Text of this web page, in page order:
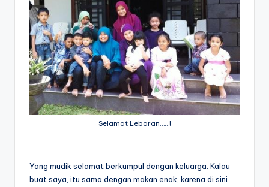
Selamat Lebaran……!
Yang mudik selamat berkumpul dengan keluarga. Kalau
buat saya, itu sama dengan makan enak, karena di sini